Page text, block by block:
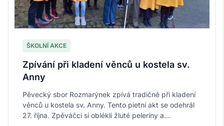
ŠKOLNÍ AKCE
Zpívání při kladení věnců u kostela sv.
Anny
Pěvecký sbor Rozmarýnek zpívá tradičně při kladení
věnců u kostela sv. Anny. Tento pietní akt se odehrál
27. října. Zpěváčci si oblékli žluté peleríny a...